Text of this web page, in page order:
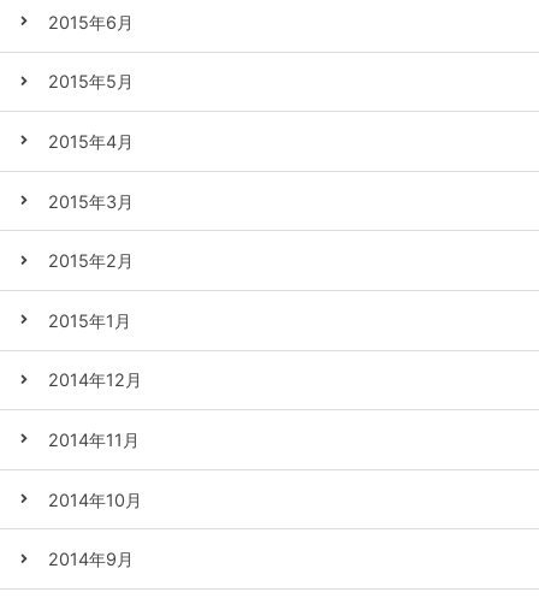
2015年6月
2015年5月
2015年4月
2015年3月
2015年2月
2015年1月
2014年12月
2014年11月
2014年10月
2014年9月